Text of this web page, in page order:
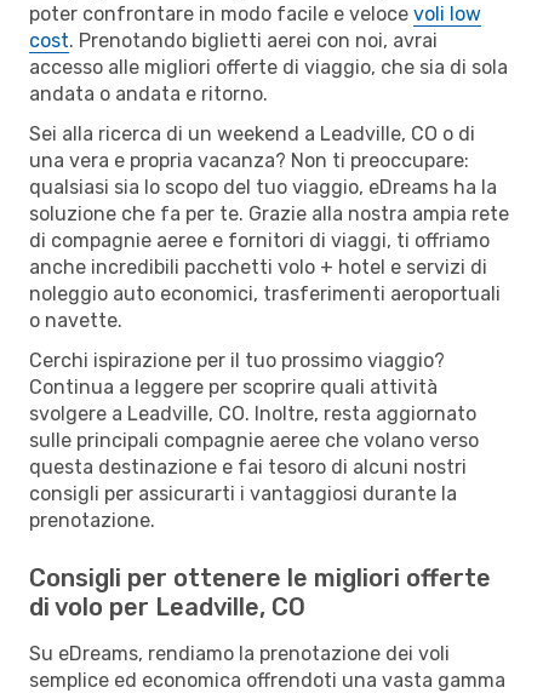
poter confrontare in modo facile e veloce voli low
cost. Prenotando biglietti aerei con noi, avrai
accesso alle migliori offerte di viaggio, che sia di sola
andata o andata e ritorno.
Sei alla ricerca di un weekend a Leadville, CO o di
una vera e propria vacanza? Non ti preoccupare:
qualsiasi sia lo scopo del tuo viaggio, eDreams ha la
soluzione che fa per te. Grazie alla nostra ampia rete
di compagnie aeree e fornitori di viaggi, ti offriamo
anche incredibili pacchetti volo + hotel e servizi di
noleggio auto economici, trasferimenti aeroportuali
o navette.
Cerchi ispirazione per il tuo prossimo viaggio?
Continua a leggere per scoprire quali attività
svolgere a Leadville, CO. Inoltre, resta aggiornato
sulle principali compagnie aeree che volano verso
questa destinazione e fai tesoro di alcuni nostri
consigli per assicurarti i vantaggiosi durante la
prenotazione.
Consigli per ottenere le migliori offerte
di volo per Leadville, CO
Su eDreams, rendiamo la prenotazione dei voli
semplice ed economica offrendoti una vasta gamma